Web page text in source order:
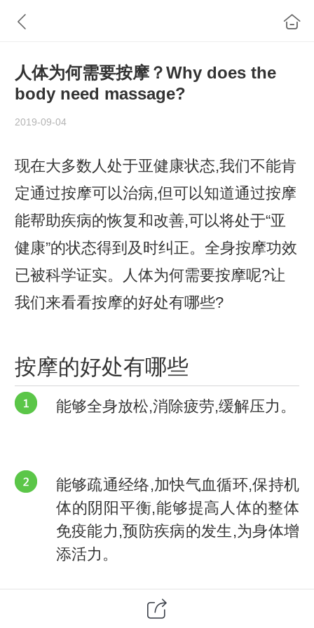
人体为何需要按摩？Why does the
body need massage?
2019-09-04
现在大多数人处于亚健康状态,我们不能肯
定通过按摩可以治病,但可以知道通过按摩
能帮助疾病的恢复和改善,可以将处于“亚
健康”的状态得到及时纠正。全身按摩功效
已被科学证实。人体为何需要按摩呢?让
我们来看看按摩的好处有哪些?
按摩的好处有哪些
能够全身放松,消除疲劳,缓解压力。
能够疏通经络,加快气血循环,保持机
体的阴阳平衡,能够提高人体的整体
免疫能力,预防疾病的发生,为身体增
添活力。